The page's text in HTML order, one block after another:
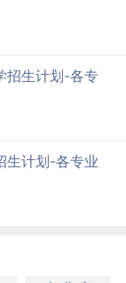
招生计划-各专
生计划-各专业